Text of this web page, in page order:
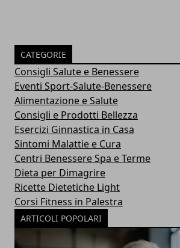
CATEGORIE
Consigli Salute e Benessere
Eventi Sport-Salute-Benessere
Alimentazione e Salute
Consigli e Prodotti Bellezza
Esercizi Ginnastica in Casa
Sintomi Malattie e Cura
Centri Benessere Spa e Terme
Dieta per Dimagrire
Ricette Dietetiche Light
Corsi Fitness in Palestra
ARTICOLI POPOLARI